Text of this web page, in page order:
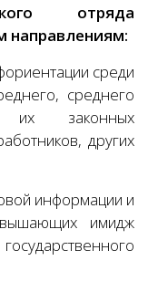
отряда
направлениям:
среди
среднего
их законных
других
информации и
имидж